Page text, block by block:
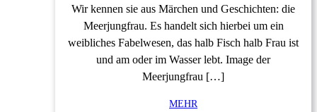
Wir kennen sie aus Märchen und Geschichten: die
Meerjungfrau. Es handelt sich hierbei um ein
weibliches Fabelwesen, das halb Fisch halb Frau ist
und am oder im Wasser lebt. Image der
Meerjungfrau […]
MEHR